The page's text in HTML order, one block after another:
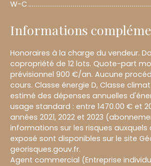
W-C
Informations
Honoraires à la charge du vendeur.
copropriété de 12 lots. Quote-part
prévisionnel 900 €/an. Aucune
cours. Classe énergie D, Classe
estimé des dépenses annuelles
usage standard : entre 1470.00 € et
années 2021, 2022 et 2023
informations sur les risques auxquels
exposé sont disponibles sur le site
georisques.gouv.fr.
Agent commercial (Entreprise